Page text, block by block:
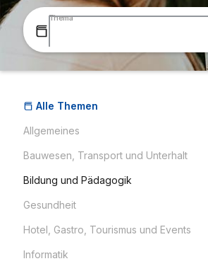
Thema
Alle Themen
Allgemeines
Bauwesen, Transport und Unterhalt
Bildung und Pädagogik
Gesundheit
Hotel, Gastro, Tourismus und Events
Informatik